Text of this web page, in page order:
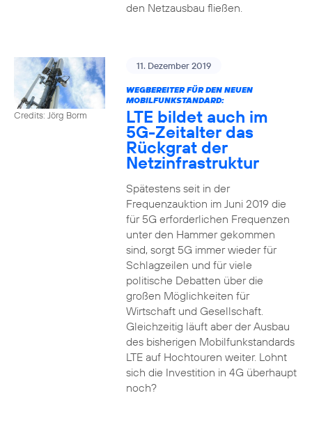
den Netzausbau fließen.
Credits: Jörg Borm
11. Dezember 2019
WEGBEREITER FÜR DEN NEUEN
MOBILFUNKSTANDARD:
LTE bildet auch im
5G-Zeitalter das
Rückgrat der
Netzinfrastruktur
Spätestens seit in der
Frequenzauktion im Juni 2019 die
für 5G erforderlichen Frequenzen
unter den Hammer gekommen
sind, sorgt 5G immer wieder für
Schlagzeilen und für viele
politische Debatten über die
großen Möglichkeiten für
Wirtschaft und Gesellschaft.
Gleichzeitig läuft aber der Ausbau
des bisherigen Mobilfunkstandards
LTE auf Hochtouren weiter. Lohnt
sich die Investition in 4G überhaupt
noch?